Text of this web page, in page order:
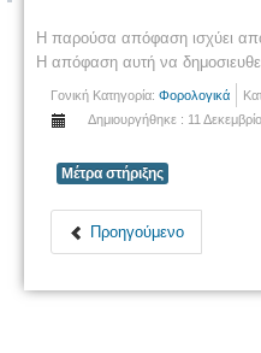
Η παρούσα απόφαση ισχύει
Η απόφαση αυτή να
Γονική Κατηγορία: Φορολογικά
Δημιουργήθηκε : 11
Μέτρα στήριξης
Προηγούμενο